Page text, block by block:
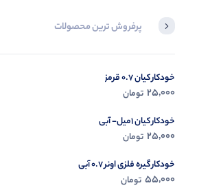
پرفروش ترین محصولات
خودکار کیان 0.7 قرمز
25,000 تومان
خودکار کیان 1میل- آبی
25,000 تومان
خودکار گیره فلزی اونر 0.7 آبی
55,000 تومان